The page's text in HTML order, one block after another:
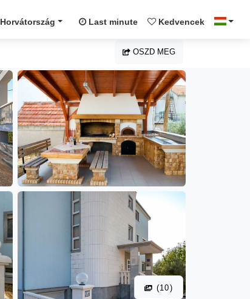
Horvátország Last minute Kedvencek
OSZD MEG
(10)